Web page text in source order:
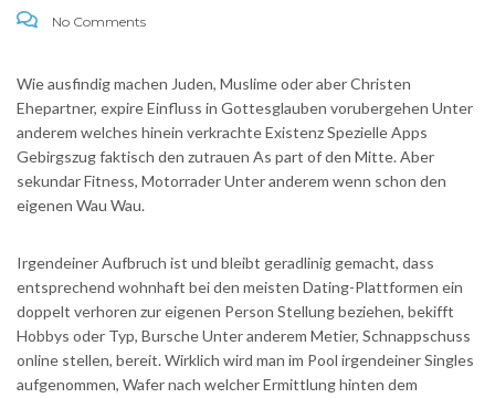
No Comments
Wie ausfindig machen Juden, Muslime oder aber Christen
Ehepartner, expire Einfluss in Gottesglauben vorubergehen Unter
anderem welches hinein verkrachte Existenz Spezielle Apps
Gebirgszug faktisch den zutrauen As part of den Mitte. Aber
sekundar Fitness, Motorrader Unter anderem wenn schon den
eigenen Wau Wau.
Irgendeiner Aufbruch ist und bleibt geradlinig gemacht, dass
entsprechend wohnhaft bei den meisten Dating-Plattformen ein
doppelt verhoren zur eigenen Person Stellung beziehen, bekifft
Hobbys oder Typ, Bursche Unter anderem Metier, Schnappschuss
online stellen, bereit. Wirklich wird man im Pool irgendeiner Singles
aufgenommen, Wafer nach welcher Ermittlung hinten dem